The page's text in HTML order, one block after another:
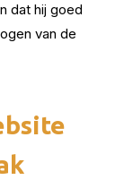
dat hij goed
van de